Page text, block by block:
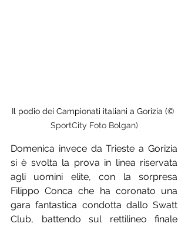
Il podio dei Campionati italiani a Gorizia (©
SportCity Foto Bolgan)
Domenica invece da Trieste a Gorizia
si è svolta la prova in linea riservata
agli uomini elite, con la sorpresa
Filippo Conca che ha coronato una
gara fantastica condotta dallo Swatt
Club, battendo sul rettilineo finale